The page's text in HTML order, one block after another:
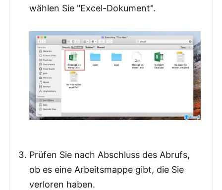
wählen Sie "Excel-Dokument".
Prüfen Sie nach Abschluss des Abrufs,
ob es eine Arbeitsmappe gibt, die Sie
verloren haben.